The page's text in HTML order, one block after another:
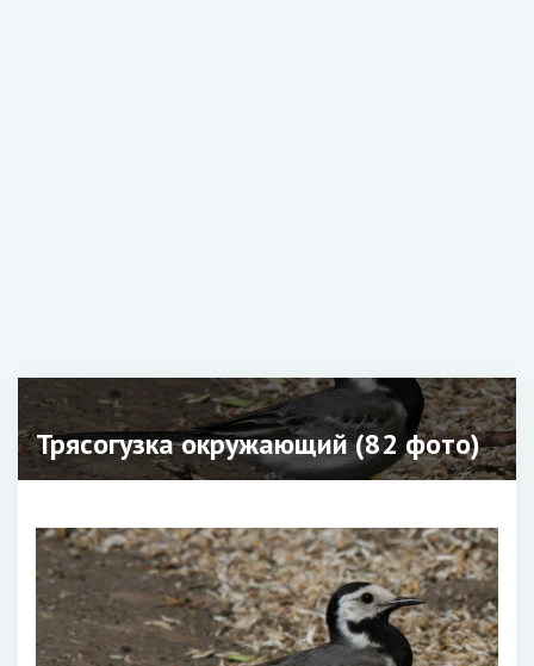
Трясогузка окружающий (82 фото)